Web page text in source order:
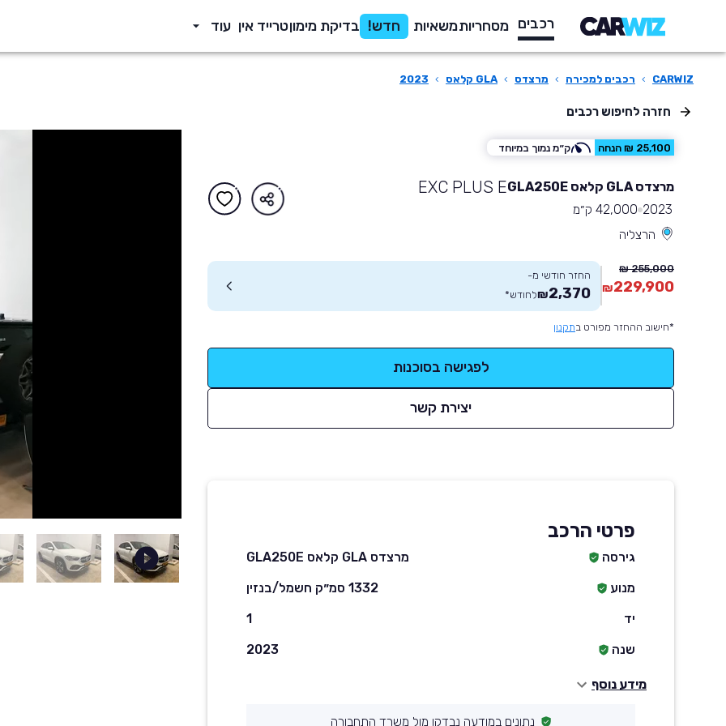
רכבים מסחריותמשאיות חדש! בדיקת מימוןטרייד אין עוד
CARWIZ
› רכבים למכירה › מרצדס › GLA קלאס ›
2023
חזרה לחיפוש רכבים
25,100 ₪ הנחה ק״מ נמוך במיוחד
מרצדס GLA קלאס GLA250E EXC PLUS E
2023 42,000 ק״מ
הרצליה
255,000 ₪
229,900
₪
החזר חודשי מ-
2,370
₪לחודש*
*חישוב ההחזר מפורט בתקנון
לפגישה בסוכנות
יצירת קשר
פרטי הרכב
גירסה
מרצדס GLA קלאס GLA250E
מנוע
1332 סמ״ק חשמל/בנזין
יד
1
שנה
2023
מידע נוסף
נתונים במודעה נבדקו מול משרד התחבורה